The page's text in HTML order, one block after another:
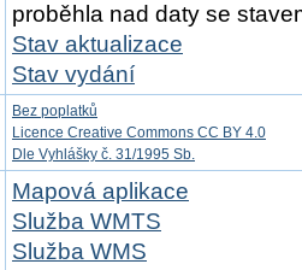
proběhla nad daty se
Stav aktualizace
Stav vydání
Bez poplatků
Licence Creative Commons CC BY 4.0
Dle Vyhlášky č. 31/1995 Sb.
Mapová aplikace
Služba WMTS
Služba WMS